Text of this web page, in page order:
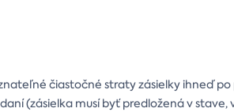
čiastočné straty zásielky ihneď po
(zásielka musí byť predložená v stave,